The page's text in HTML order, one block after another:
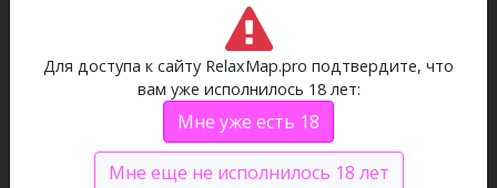
Для доступа к сайту RelaxMap.pro подтвердите, что
вам уже исполнилось 18 лет:
Мне уже есть 18
Мне еще не исполнилось 18 лет